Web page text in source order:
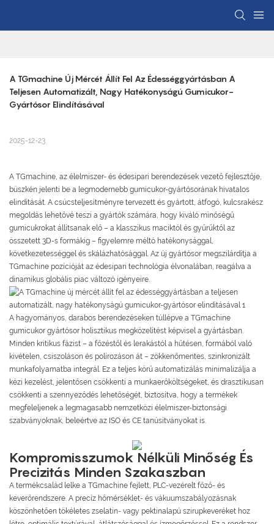
A TGmachine Új Mércét Állít Fel Az Édességgyártásban A
Teljesen Automatizált, Nagy Hatékonyságú Gumicukor-
Gyártósor Elindításával
2025-12-23
A TGmachine, az élelmiszer- és édesipari berendezések vezető fejlesztője,
büszkén jelenti be a legmodernebb gumicukor-gyártósorának hivatalos
elindítását. A csúcsteljesítményre tervezett és gyártott, átfogó, kulcsrakész
megoldás lehetővé teszi a gyártók számára, hogy kiváló minőségű
gumicukrokat állítsanak elő – a klasszikus maciktól és gyűrűktől az
összetett 3D-s formákig – figyelemre méltó hatékonysággal,
következetességgel és skálázhatósággal. Az új gyártósor megszilárdítja a
TGmachine pozícióját az édesipari technológia élvonalában, reagálva a
dinamikus globális piac változó igényeire.
A hagyományos, darabos berendezéseken túllépve a TGmachine
gumicukor gyártósor holisztikus megközelítést képvisel a gyártásban.
Minden kritikus fázist – a főzéstől és lerakástól a hűtésen, formából való
kivételen, csiszoláson és polírozáson át – zökkenőmentes, szinkronizált
munkafolyamatba integrál. Ez a teljes körű automatizálás minimalizálja a
kézi kezelést, jelentősen csökkenti a munkaerőköltségeket, és drasztikusan
csökkenti a szennyeződés lehetőségét, biztosítva, hogy a termékek
megfeleljenek a legmagasabb nemzetközi élelmiszer-biztonsági
szabványoknak, beleértve az ISO és CE tanúsítványokat is.
Kompromisszumok Nélküli Minőség És
Precizitás Minden Szakaszban
A termékcsalád lelke a TGmachine fejlett, PLC-vezérelt főző- és
keverőrendszere. A precíz hőmérséklet- és vákuumszabályozásnak
köszönhetően tökéletes zselatin- vagy pektinalapú szirupkeveréket hoz